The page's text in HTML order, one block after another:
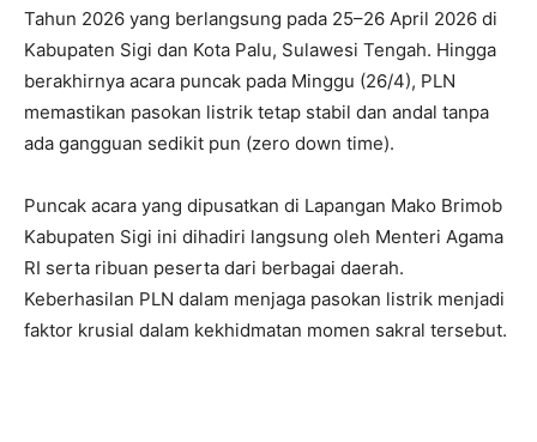
Tahun 2026 yang berlangsung pada 25–26 April 2026 di
Kabupaten Sigi dan Kota Palu, Sulawesi Tengah. Hingga
berakhirnya acara puncak pada Minggu (26/4), PLN
memastikan pasokan listrik tetap stabil dan andal tanpa
ada gangguan sedikit pun (zero down time).
Puncak acara yang dipusatkan di Lapangan Mako Brimob
Kabupaten Sigi ini dihadiri langsung oleh Menteri Agama
RI serta ribuan peserta dari berbagai daerah.
Keberhasilan PLN dalam menjaga pasokan listrik menjadi
faktor krusial dalam kekhidmatan momen sakral tersebut.